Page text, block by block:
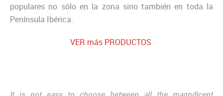
populares no sólo en la zona sino también en toda la
Península Ibérica.
VER más PRODUCTOS